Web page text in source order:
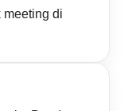
meeting di